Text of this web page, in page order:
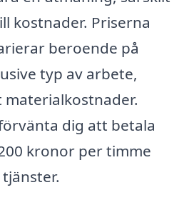
kostnader. Priserna
beroende på
typ av arbete,
dig att betala
kronor per timme